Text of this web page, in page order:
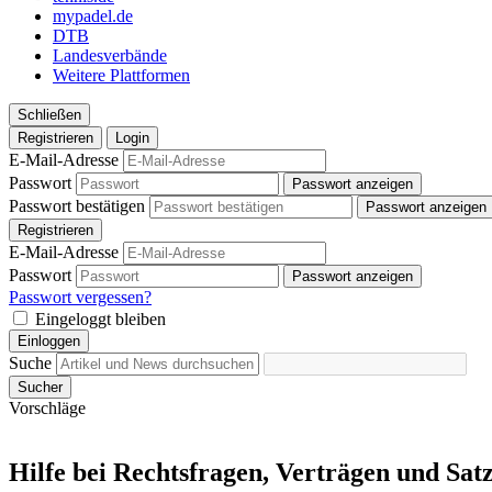
mypadel.de
DTB
Landesverbände
Weitere Plattformen
Schließen
Registrieren
Login
E-Mail-Adresse
Passwort
Passwort anzeigen
Passwort bestätigen
Passwort anzeigen
Registrieren
E-Mail-Adresse
Passwort
Passwort anzeigen
Passwort vergessen?
Eingeloggt bleiben
Einloggen
Suche
Sucher
Vorschläge
Hilfe bei Rechtsfragen, Verträgen und